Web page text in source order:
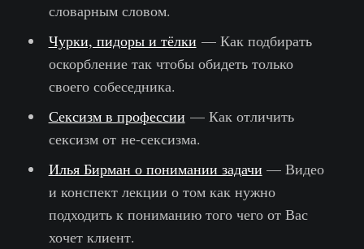
словарным словом.
Чурки, пидоры и тёлки — Как подбирать
оскорбление так чтобы обидеть только
своего собеседника.
Сексизм в профессии — Как отличить
сексизм от не-сексизма.
Илья Бирман о понимании задачи — Видео
и конспект лекции о том как нужно
подходить к пониманию того чего от Вас
хочет клиент.